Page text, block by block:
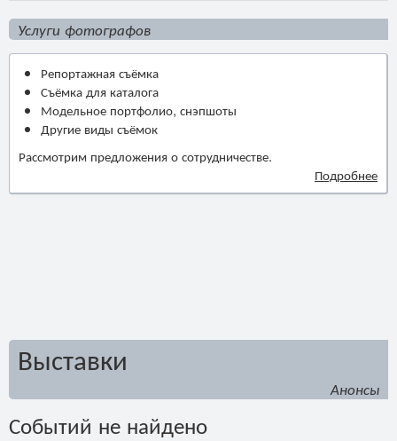
Услуги фотографов
Репортажная съёмка
Съёмка для каталога
Модельное портфолио, снэпшоты
Другие виды съёмок
Рассмотрим предложения о сотрудничестве.
Подробнее
Выставки
Анонсы
Событий не найдено